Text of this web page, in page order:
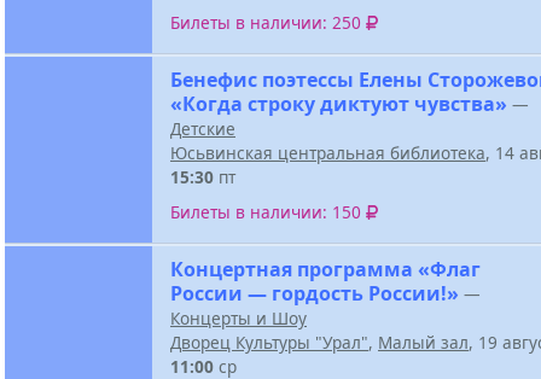
Билеты в наличии: 250
Бенефис поэтессы Елены
«Когда строку диктуют чувства» —
Детские
Юсьвинская центральная библиотека, 14
15:30 пт
Билеты в наличии: 150
Концертная программа «Флаг
России — гордость России!» —
Концерты и Шоу
Дворец Культуры "Урал", Малый зал, 19
11:00 ср